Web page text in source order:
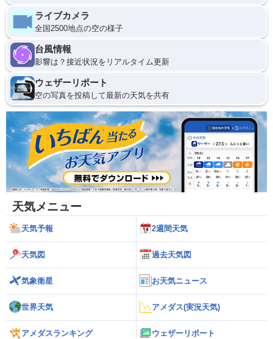
ライブカメラ
全国2500地点の空の様子
台風情報
影響は？接近状況をリアルタイム更新
ウェザーリポート
空の写真を投稿して最新の天気を共有
天気メニュー
天気予報 2週間天気
天気図 過去天気図
気象衛星 お天気ニュース
世界天気 アメダス(実況天気)
アメダスランキング ウェザーリポート